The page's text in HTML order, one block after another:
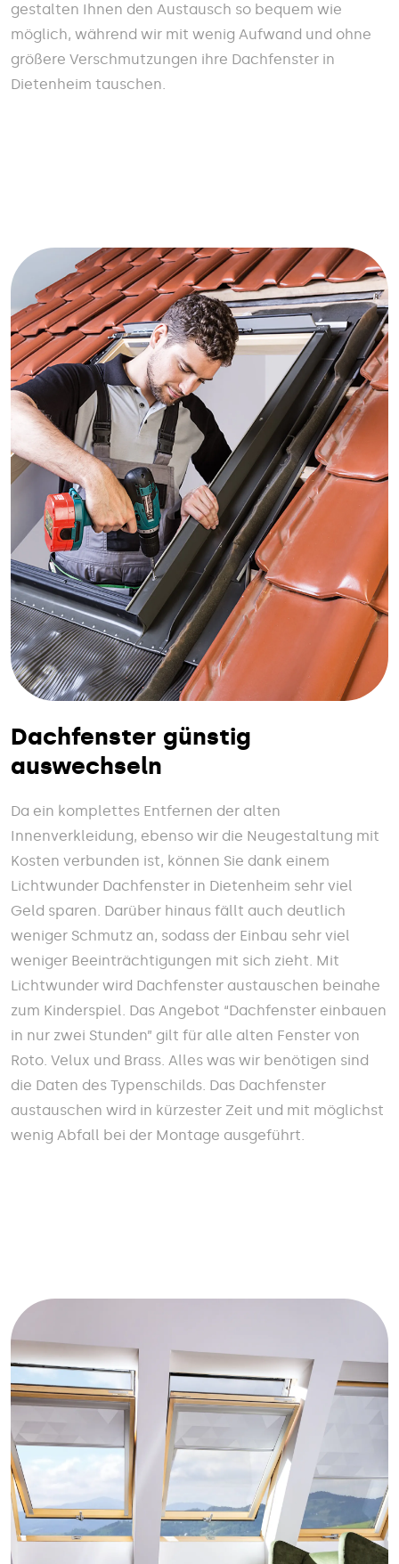
gestalten Ihnen den Austausch so bequem wie
möglich, während wir mit wenig Aufwand und ohne
größere Verschmutzungen ihre Dachfenster in
Dietenheim tauschen.
Dachfenster günstig
auswechseln
Da ein komplettes Entfernen der alten
Innenverkleidung, ebenso wir die Neugestaltung mit
Kosten verbunden ist, können Sie dank einem
Lichtwunder Dachfenster in Dietenheim sehr viel
Geld sparen. Darüber hinaus fällt auch deutlich
weniger Schmutz an, sodass der Einbau sehr viel
weniger Beeinträchtigungen mit sich zieht. Mit
Lichtwunder wird Dachfenster austauschen beinahe
zum Kinderspiel. Das Angebot “Dachfenster einbauen
in nur zwei Stunden” gilt für alle alten Fenster von
Roto. Velux und Brass. Alles was wir benötigen sind
die Daten des Typenschilds. Das Dachfenster
austauschen wird in kürzester Zeit und mit möglichst
wenig Abfall bei der Montage ausgeführt.